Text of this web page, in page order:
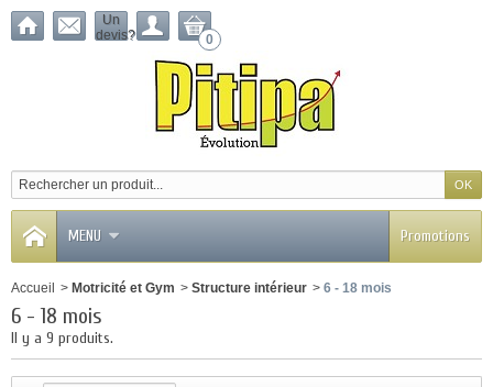
Un
devis?
0
MENU Promotions
Accueil > Motricité et Gym > Structure intérieur > 6 - 18 mois
6 - 18 mois
Il y a 9 produits.